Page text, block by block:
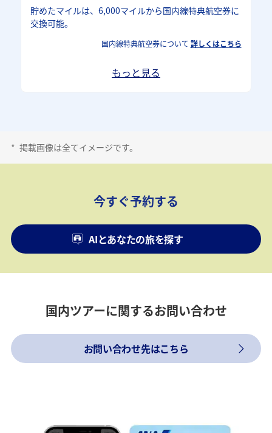
貯めたマイルは、6,000マイルから国内線特典航空券に
交換可能。
国内線特典航空券について 詳しくはこちら
もっと見る
* 掲載画像は全てイメージです。
今すぐ予約する
AIとあなたの旅を探す
国内ツアーに関するお問い合わせ
お問い合わせ先はこちら